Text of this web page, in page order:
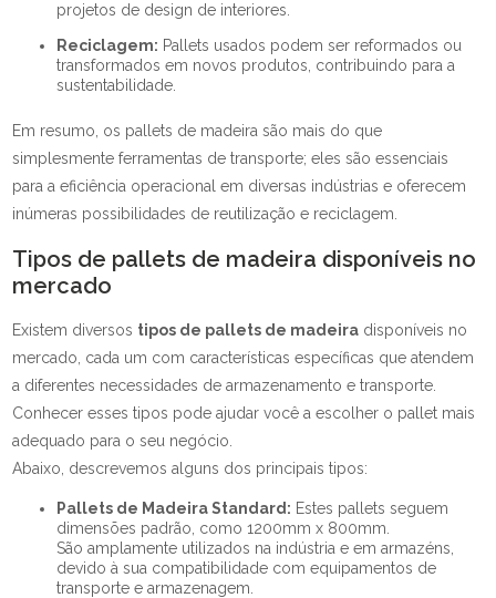
projetos de design de interiores.
Reciclagem: Pallets usados podem ser reformados ou
transformados em novos produtos, contribuindo para a
sustentabilidade.
Em resumo, os pallets de madeira são mais do que
simplesmente ferramentas de transporte; eles são essenciais
para a eficiência operacional em diversas indústrias e oferecem
inúmeras possibilidades de reutilização e reciclagem.
Tipos de pallets de madeira disponíveis no
mercado
Existem diversos tipos de pallets de madeira disponíveis no
mercado, cada um com características específicas que atendem
a diferentes necessidades de armazenamento e transporte.
Conhecer esses tipos pode ajudar você a escolher o pallet mais
adequado para o seu negócio.
Abaixo, descrevemos alguns dos principais tipos:
Pallets de Madeira Standard: Estes pallets seguem
dimensões padrão, como 1200mm x 800mm.
São amplamente utilizados na indústria e em armazéns,
devido à sua compatibilidade com equipamentos de
transporte e armazenagem.